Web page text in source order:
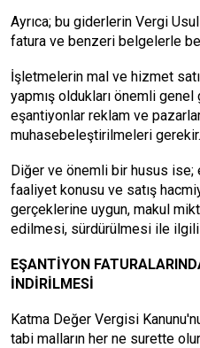
Ayrıca; bu giderlerin Vergi
fatura ve benzeri belgelerle
İşletmelerin mal ve hizmet
yapmış oldukları önemli
eşantiyonlar reklam ve
muhasebeleştirilmeleri gerekir.
Diğer ve önemli bir husus ise;
faaliyet konusu ve satış
gerçeklerine uygun, makul
edilmesi, sürdürülmesi ile ilgili
EŞANTİYON
İNDİRİLMESİ
Katma Değer Vergisi
tabi malların her ne surette